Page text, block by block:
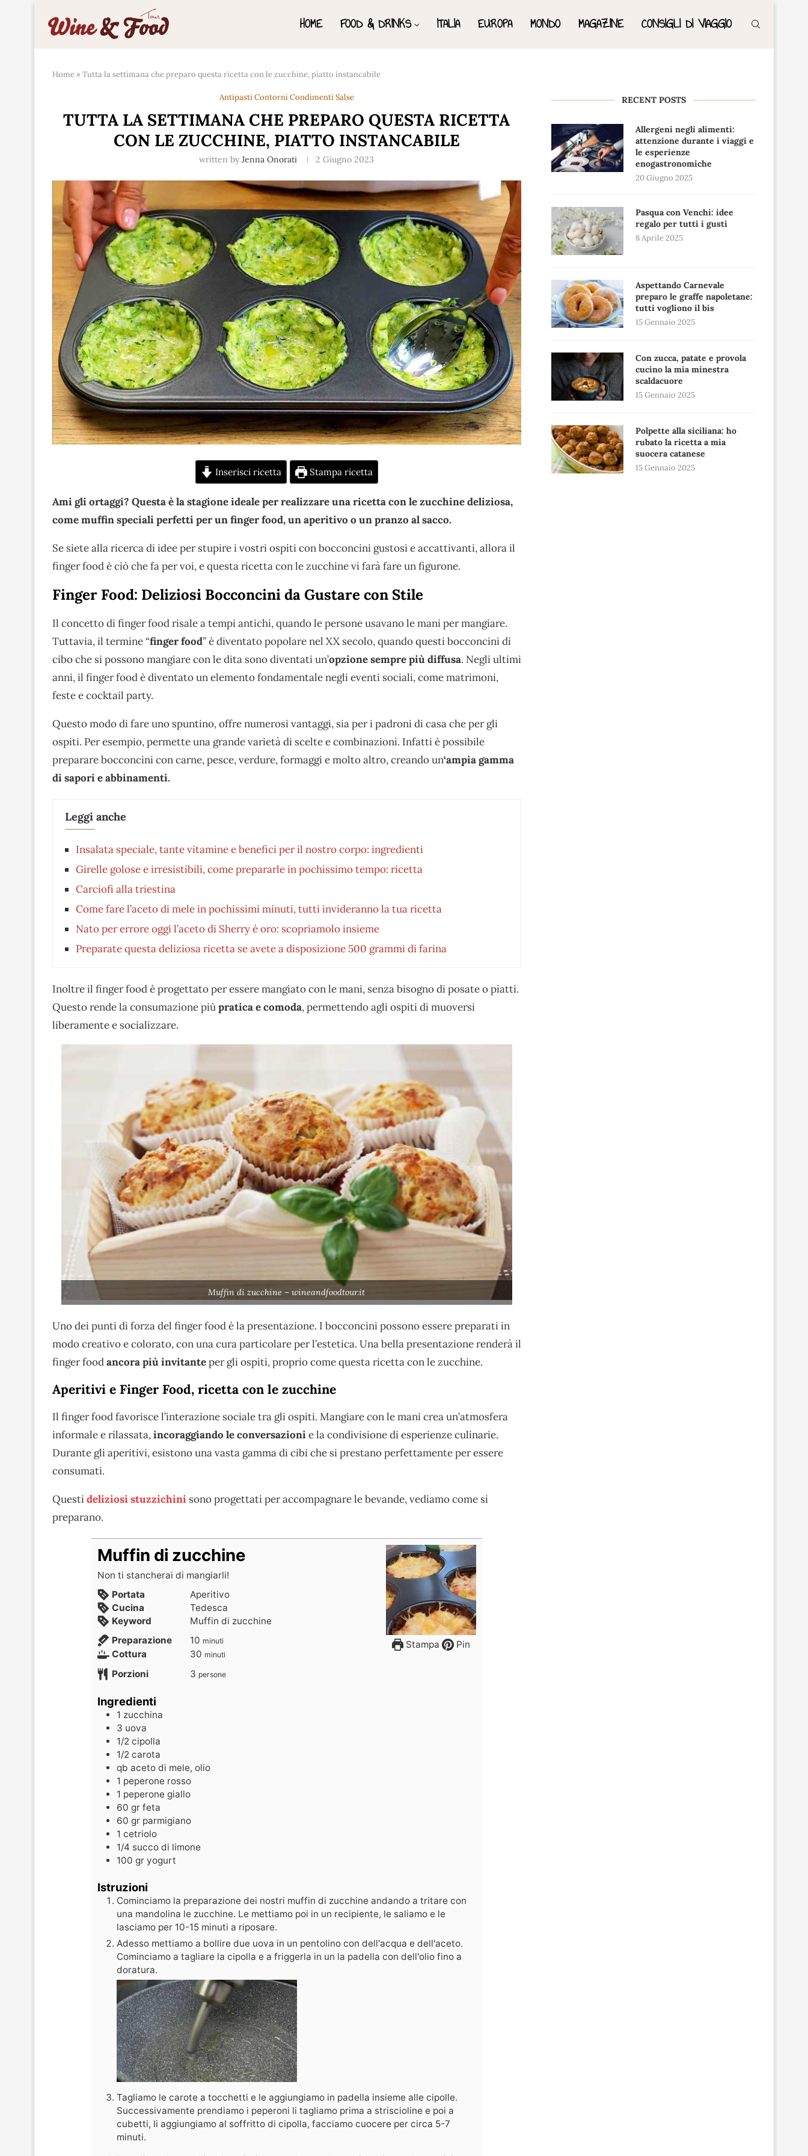
HOME FOOD & DRINKS ITALIA EUROPA MONDO MAGAZINE CONSIGLI DI VIAGGIO
Home »Tutta la settimana che preparo questa ricetta con le zucchine, piatto instancabile
Antipasti Contorni Condimenti Salse
TUTTA LA SETTIMANA CHE PREPARO QUESTA RICETTA
CON LE ZUCCHINE, PIATTO INSTANCABILE
written byJenna Onorati 2 Giugno 2023
Inserisci ricetta Stampa ricetta
Ami gli ortaggi? Questa è la stagione ideale per realizzare una ricetta con le zucchine deliziosa,
comemuffin speciali perfetti per un finger food, un aperitivo o un pranzo al sacco.
Se siete alla ricerca di idee per stupire i vostri ospiti con bocconcini gustosi e accattivanti, allora il
finger food è ciò che fa per voi, e questa ricetta con le zucchine vi farà fare un figurone.
Finger Food: Deliziosi Bocconcini da Gustare con Stile
Il concetto di finger food risale a tempi antichi, quando le persone usavano le mani per mangiare.
Tuttavia, il termine “finger food” è diventato popolare nel XX secolo, quando questi bocconcini di
cibo che si possono mangiare con le dita sono diventati un’opzione sempre più diffusa. Negli ultimi
anni, il finger food è diventato un elemento fondamentale negli eventi sociali, come matrimoni,
feste e cocktail party.
Questo modo di fare uno spuntino, offre numerosi vantaggi, sia per i padroni di casa che per gli
ospiti. Per esempio, permette una grande varietà di scelte e combinazioni. Infatti è possibile
preparare bocconcini con carne, pesce, verdure, formaggi e molto altro, creando un‘ampia gamma
di sapori e abbinamenti.
Leggi anche
Insalata speciale, tante vitamine e benefici per il nostro corpo: ingredienti
Girelle golose e irresistibili, come prepararle in pochissimo tempo: ricetta
Carciofi alla triestina
Come fare l’aceto di mele in pochissimi minuti, tutti invideranno la tua ricetta
Nato per errore oggi l’aceto di Sherry è oro: scopriamolo insieme
Preparate questa deliziosa ricetta se avete a disposizione 500 grammi di farina
Inoltre il finger food è progettato per essere mangiato con le mani, senza bisogno di posate o piatti.
Questo rende la consumazione piùpratica e comoda, permettendo agli ospiti di muoversi
liberamente e socializzare.
Muffin di zucchine – wineandfoodtour.it
Uno dei punti di forza del finger food è la presentazione. I bocconcini possono essere preparati in
modo creativo e colorato, con una cura particolare per l’estetica. Una bella presentazione renderà il
finger foodancora più invitanteper gli ospiti, proprio come questa ricetta con le zucchine.
Aperitivi e Finger Food, ricetta con le zucchine
Il finger food favorisce l’interazione sociale tra gli ospiti. Mangiare con le mani crea un’atmosfera
informale e rilassata,incoraggiando le conversazionie la condivisione di esperienze culinarie.
Durante gli aperitivi, esistono una vasta gamma di cibi che si prestano perfettamente per essere
consumati.
Questideliziosi stuzzichini sono progettati per accompagnare le bevande, vediamo come si
preparano.
Stampa Pin
Muffin di zucchine
Non ti stancherai di mangiarli!
Portata
Aperitivo
Cucina
Tedesca
Keyword
Muffin di zucchine
Preparazione
10 minuti
Cottura 30 minuti
Porzioni 3 persone
Ingredienti
1 zucchina
3 uova
1/2 cipolla
1/2 carota
qb aceto di mele, olio
1 peperone rosso
1 peperone giallo
60 gr feta
60 gr parmigiano
1 cetriolo
1/4 succo di limone
100 gr yogurt
Istruzioni
Cominciamo la preparazione dei nostri muffin di zucchine andando a tritare con
una mandolina le zucchine. Le mettiamo poi in un recipiente, le saliamo e le
lasciamo per 10-15 minuti a riposare.
Adesso mettiamo a bollire due uova in un pentolino con dell'acqua e dell'aceto.
Cominciamo a tagliare la cipolla e a friggerla in un la padella con dell'olio fino a
doratura.
Tagliamo le carote a tocchetti e le aggiungiamo in padella insieme alle cipolle.
Successivamente prendiamo i peperoni li tagliamo prima a striscioline e poi a
cubetti, li aggiungiamo al soffritto di cipolla, facciamo cuocere per circa 5-7
minuti.
RECENT POSTS
Allergeni negli alimenti:
attenzione durante i viaggi e
le esperienze
enogastronomiche
20 Giugno 2025
Pasqua con Venchi: idee
regalo per tutti i gusti
8 Aprile 2025
Aspettando Carnevale
preparo le graffe napoletane:
tutti vogliono il bis
15 Gennaio 2025
Con zucca, patate e provola
cucino la mia minestra
scaldacuore
15 Gennaio 2025
Polpette alla siciliana: ho
rubato la ricetta a mia
suocera catanese
15 Gennaio 2025